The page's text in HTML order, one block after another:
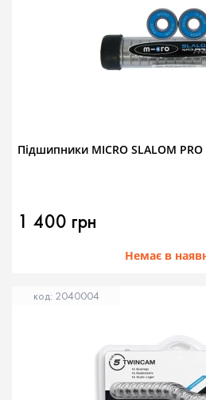
Підшипники MICRO SLALOM
1 400 грн
Немає в
код: 2040004